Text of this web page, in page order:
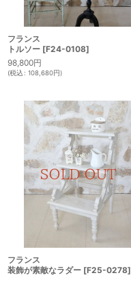
フランス
トルソー [F24-0108]
98,800円
(税込: 108,680円)
フランス
装飾が素敵なラダー [F25-0278]